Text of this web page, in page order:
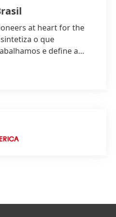
at heart for the
o que
e define a